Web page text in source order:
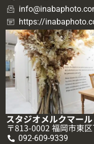
https://
スタジオメルクマール
〒813-0002 福岡市東
092-609-9339